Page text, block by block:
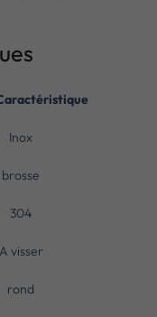
Inox
brosse
304
A visser
rond